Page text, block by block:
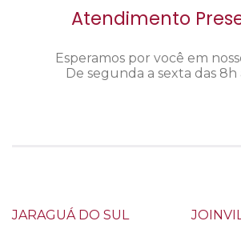
Atendimento
Esperamos por você em
De segunda a sexta das 8h
JARAGUÁ DO SUL